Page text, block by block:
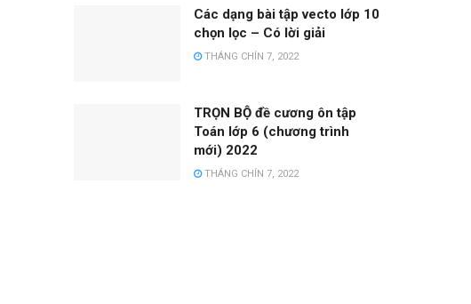
Các dạng bài tập vecto lớp 10
chọn lọc – Có lời giải
THÁNG CHÍN 7, 2022
TRỌN BỘ đề cương ôn tập
Toán lớp 6 (chương trình
mới) 2022
THÁNG CHÍN 7, 2022